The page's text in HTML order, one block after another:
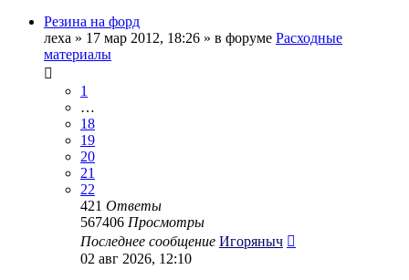
Резина на форд
леха » 17 мар 2012, 18:26 » в форуме Расходные
материалы
1
…
18
19
20
21
22
421 Ответы
567406 Просмотры
Последнее сообщение Игоряныч
02 авг 2026, 12:10